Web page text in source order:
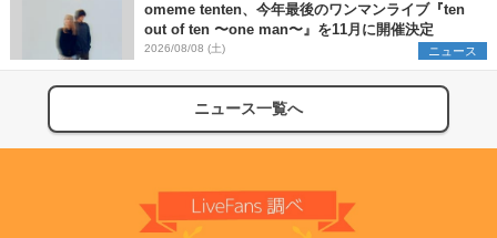
omeme tenten、今年最後のワンマンライブ『ten
out of ten 〜one man〜』を11月に開催決定
2026/08/08 (土) ニュース
ニュース一覧へ